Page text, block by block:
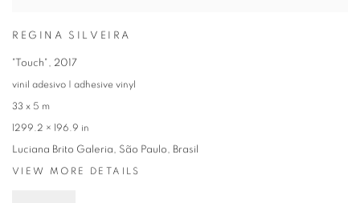
REGINA SILVEIRA
"Touch" , 2017
vinil adesivo | adhesive vinyl
33 x 5 m
1299.2 × 196.9 in
Luciana Brito Galeria, São Paulo, Brasil
VIEW MORE DETAILS